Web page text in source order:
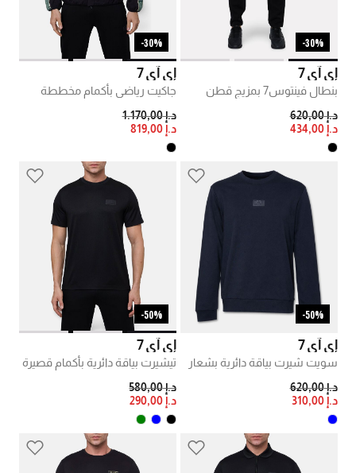
30%-
إي آي 7
بنطال فينتوس7 بمزيج قطن
PRICE REDUCED FROM
د.إ 620,00
د.إ 434,00
30%-
إي آي 7
جاكيت رياضي بأكمام مخططة
PRICE REDUCED FROM
د.إ 1.170,00
د.إ 819,00
50%-
إي آي 7
سويت شيرت بياقة دائرية بشعار
PRICE REDUCED FROM
د.إ 620,00
د.إ 310,00
50%-
إي آي 7
تيشيرت بياقة دائرية بأكمام قصيرة
PRICE REDUCED FROM
د.إ 580,00
د.إ 290,00